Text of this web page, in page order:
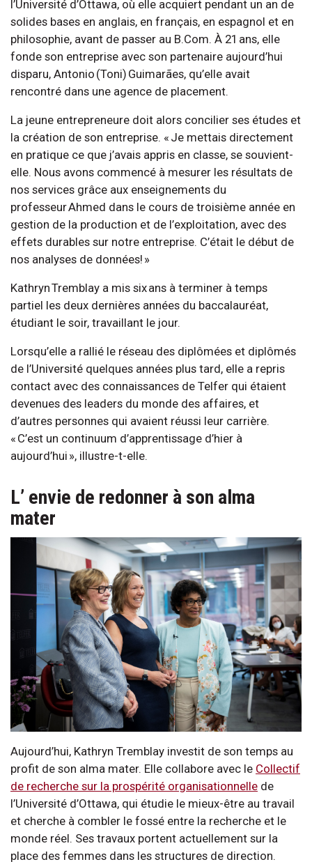
l’Université d’Ottawa, où elle acquiert pendant un an de
solides bases en anglais, en français, en espagnol et en
philosophie, avant de passer au B.Com. À 21 ans, elle
fonde son entreprise avec son partenaire aujourd’hui
disparu, Antonio (Toni) Guimarães, qu’elle avait
rencontré dans une agence de placement.
La jeune entrepreneure doit alors concilier ses études et
la création de son entreprise. « Je mettais directement
en pratique ce que j’avais appris en classe, se souvient-
elle. Nous avons commencé à mesurer les résultats de
nos services grâce aux enseignements du
professeur Ahmed dans le cours de troisième année en
gestion de la production et de l’exploitation, avec des
effets durables sur notre entreprise. C’était le début de
nos analyses de données! »
Kathryn Tremblay a mis six ans à terminer à temps
partiel les deux dernières années du baccalauréat,
étudiant le soir, travaillant le jour.
Lorsqu’elle a rallié le réseau des diplômées et diplômés
de l’Université quelques années plus tard, elle a repris
contact avec des connaissances de Telfer qui étaient
devenues des leaders du monde des affaires, et
d’autres personnes qui avaient réussi leur carrière.
« C’est un continuum d’apprentissage d’hier à
aujourd’hui », illustre-t-elle.
L’ envie de redonner à son alma
mater
Aujourd’hui, Kathryn Tremblay investit de son temps au
profit de son alma mater. Elle collabore avec le Collectif
de recherche sur la prospérité organisationnelle de
l’Université d’Ottawa, qui étudie le mieux-être au travail
et cherche à combler le fossé entre la recherche et le
monde réel. Ses travaux portent actuellement sur la
place des femmes dans les structures de direction.